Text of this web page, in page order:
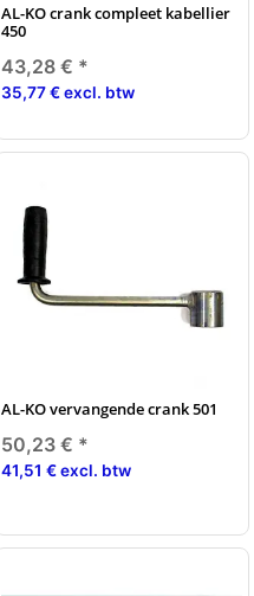
AL-KO crank compleet kabellier
450
43,28 € *
35,77 € excl. btw
AL-KO vervangende crank 501
50,23 € *
41,51 € excl. btw